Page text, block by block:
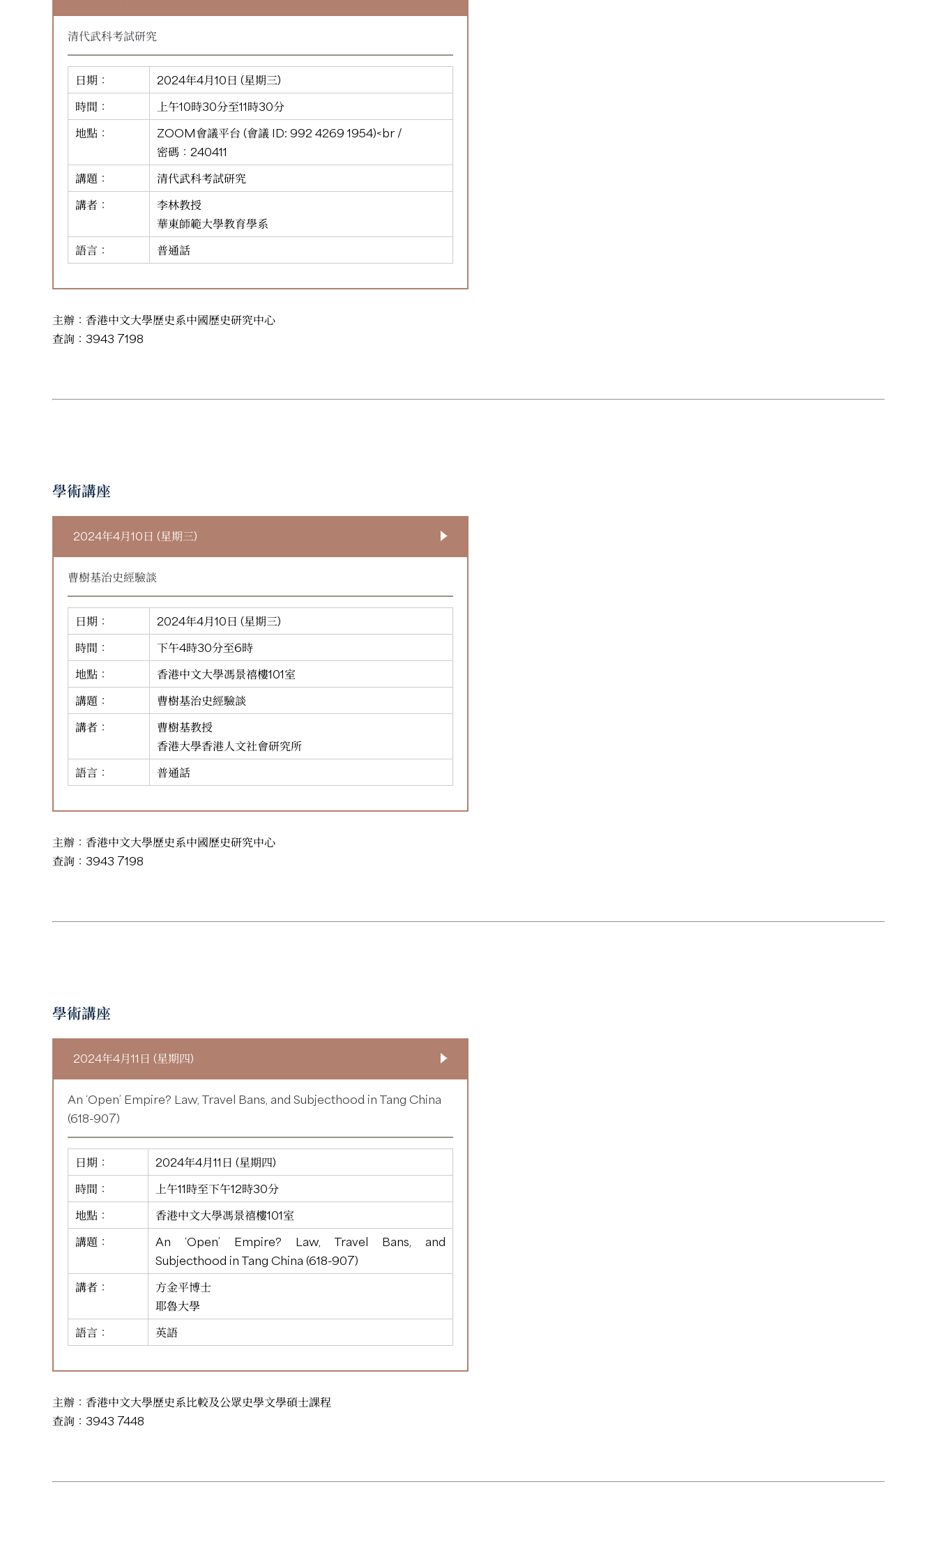
清代武科考試研究
日期：
2024年4月10日 (星期三)
時間：
上午10時30分至11時30分
地點：
ZOOM會議平台 (會議 ID: 992 4269 1954)<br /
密碼：240411
講題：
清代武科考試研究
講者：
李林教授
華東師範大學教育學系
語言：
普通話
主辦：香港中文大學歷史系中國歷史研究中心
查詢：3943 7198
學術講座
2024年4月10日 (星期三)
曹樹基治史經驗談
日期：
2024年4月10日 (星期三)
時間：
下午4時30分至6時
地點：
香港中文大學馮景禧樓101室
講題：
曹樹基治史經驗談
講者：
曹樹基教授
香港大學香港人文社會研究所
語言：
普通話
主辦：香港中文大學歷史系中國歷史研究中心
查詢：3943 7198
學術講座
2024年4月11日 (星期四)
An ‘Open’ Empire? Law, Travel Bans, and Subjecthood in Tang China
(618-907)
日期：
2024年4月11日 (星期四)
時間：
上午11時至下午12時30分
地點：
香港中文大學馮景禧樓101室
講題：
An ‘Open’ Empire? Law, Travel Bans, and
Subjecthood in Tang China (618-907)
講者：
方金平博士
耶魯大學
語言：
英語
主辦：香港中文大學歷史系比較及公眾史學文學碩士課程
查詢：3943 7448